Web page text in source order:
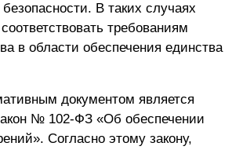
В таких случаях
требованиям
в области обеспечения единства
документом является
№ 102-ФЗ «Об обеспечении
Согласно этому закону,